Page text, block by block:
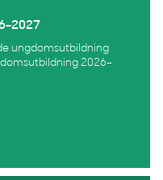
ungdomsutbildning
2026–